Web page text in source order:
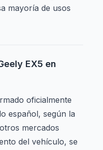
mayoría de usos
EX5 en
oficialmente
español, según la
mercados
del vehículo, se